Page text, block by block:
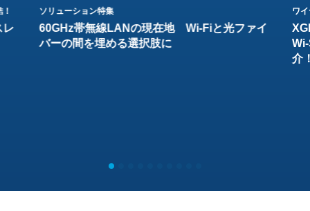
レ
ソリューション特集
60GHz帯無線LANの現在地 Wi-Fiと光ファイ
バーの間を埋める選択肢に
ワ
介